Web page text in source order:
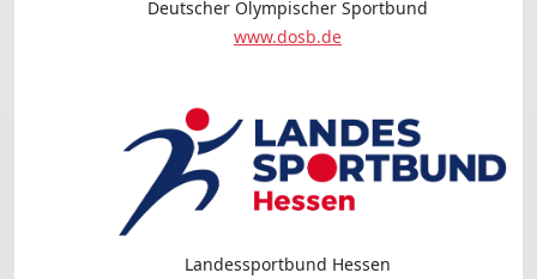
Deutscher Olympischer Sportbund
www.dosb.de
Landessportbund Hessen